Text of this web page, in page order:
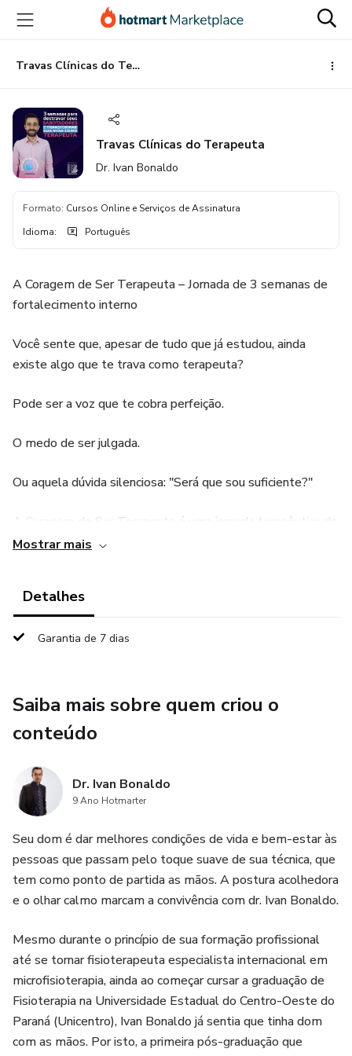
para
conteúdo
principal
para
pagamento
para
rodapé
Travas Clínicas do Terapeuta
Travas Clínicas do Terapeuta
Dr. Ivan Bonaldo
Formato: Cursos Online e Serviços de Assinatura
Idioma: Português
A Coragem de Ser Terapeuta – Jornada de 3 semanas de
fortalecimento interno
Você sente que, apesar de tudo que já estudou, ainda
existe algo que te trava como terapeuta?
Pode ser a voz que te cobra perfeição.
O medo de ser julgada.
Ou aquela dúvida silenciosa: "Será que sou suficiente?"
A Coragem de Ser Terapeuta é uma jornada terapêutica de
8 semanas para te ajudar a identificar, acolher e
A cada semana, você será guiada em um processo que
combina aulas gravadas, exercícios terapêuticos e vivências
🎯 Você vai conquistar:
✔️ Mais segurança para se posicionar como terapeuta, com
clareza e verdade
✔️ Uma nova relação com sua trajetória, sem cobrança ou
comparação
✔️ Ferramentas práticas para lidar com os bloqueios que
impedem seu crescimento
🌱 Diferenciais dessa jornada:
✅ Processo emocional estruturado com começo, meio e
continuidade
✅ Vivências terapêuticas simbólicas, que integram mente,
Mostrar mais
Detalhes
Garantia de 7 dias
Saiba mais sobre quem criou o
conteúdo
Dr. Ivan Bonaldo
9 Ano Hotmarter
Seu dom é dar melhores condições de vida e bem-estar às
pessoas que passam pelo toque suave de sua técnica, que
tem como ponto de partida as mãos. A postura acolhedora
e o olhar calmo marcam a convivência com dr. Ivan Bonaldo.
Mesmo durante o princípio de sua formação profissional
até se tornar fisioterapeuta especialista internacional em
microfisioterapia, ainda ao começar cursar a graduação de
Fisioterapia na Universidade Estadual do Centro-Oeste do
Paraná (Unicentro), Ivan Bonaldo já sentia que tinha dom
com as mãos. Por isto, a primeira pós-graduação que